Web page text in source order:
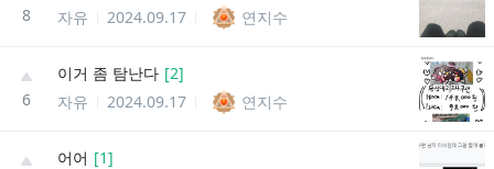
8
자유
2024.09.17 연지수
6
이거 좀 탐난다 [2]
자유
2024.09.17 연지수
어어 [1]